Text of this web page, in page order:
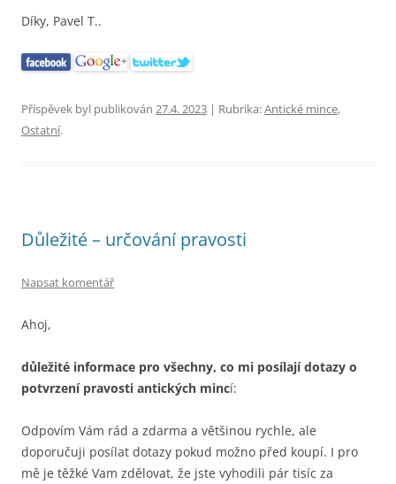
Díky, Pavel T..
Příspěvek byl publikován 27.4. 2023 | Rubrika:Antické mince,
Ostatní.
Důležité – určování pravosti
Napsat komentář
Ahoj,
důležité informace pro všechny, co mi posílají dotazy o
potvrzení pravosti antických mincí:
Odpovím Vám rád a zdarma a většinou rychle, ale
doporučuji posílat dotazy pokud možno před koupí. I pro
mě je těžké Vam zdělovat, že jste vyhodili pár tisíc za